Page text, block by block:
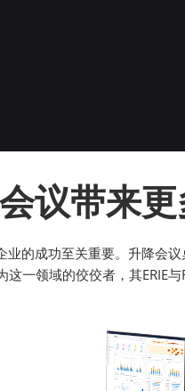
议带来
的成功至关重要。升降会
一领域的佼佼者，其ERIE